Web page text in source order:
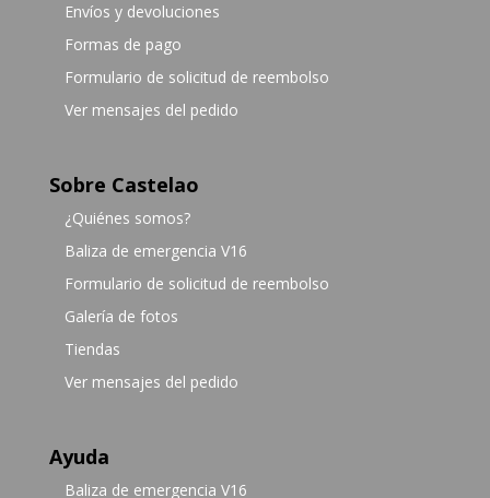
Envíos y devoluciones
Formas de pago
Formulario de solicitud de reembolso
Ver mensajes del pedido
Sobre Castelao
¿Quiénes somos?
Baliza de emergencia V16
Formulario de solicitud de reembolso
Galería de fotos
Tiendas
Ver mensajes del pedido
Ayuda
Baliza de emergencia V16